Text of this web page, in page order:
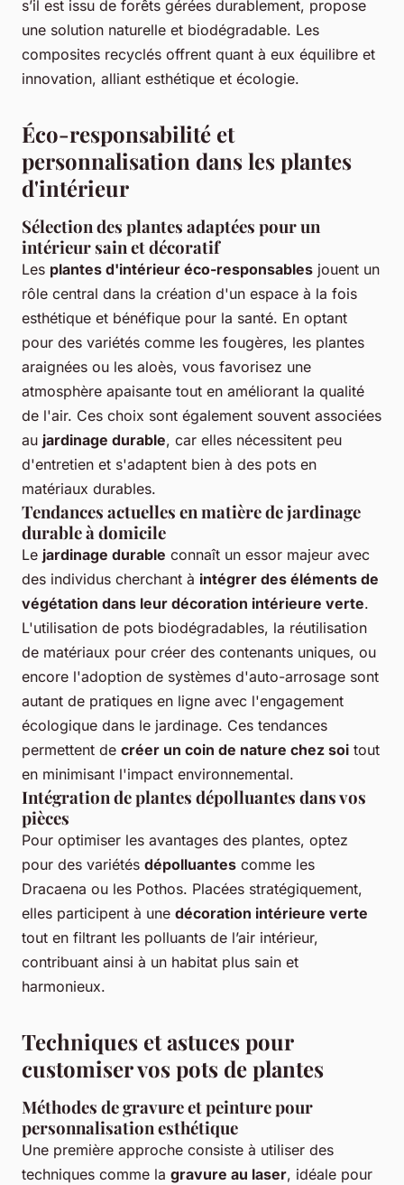
s’il est issu de forêts gérées durablement, propose
une solution naturelle et biodégradable. Les
composites recyclés offrent quant à eux équilibre et
innovation, alliant esthétique et écologie.
Éco-responsabilité et
personnalisation dans les plantes
d'intérieur
Sélection des plantes adaptées pour un
intérieur sain et décoratif
Les plantes d'intérieur éco-responsables jouent un
rôle central dans la création d'un espace à la fois
esthétique et bénéfique pour la santé. En optant
pour des variétés comme les fougères, les plantes
araignées ou les aloès, vous favorisez une
atmosphère apaisante tout en améliorant la qualité
de l'air. Ces choix sont également souvent associées
au jardinage durable, car elles nécessitent peu
d'entretien et s'adaptent bien à des pots en
matériaux durables.
Tendances actuelles en matière de jardinage
durable à domicile
Le jardinage durable connaît un essor majeur avec
des individus cherchant à intégrer des éléments de
végétation dans leur décoration intérieure verte.
L'utilisation de pots biodégradables, la réutilisation
de matériaux pour créer des contenants uniques, ou
encore l'adoption de systèmes d'auto-arrosage sont
autant de pratiques en ligne avec l'engagement
écologique dans le jardinage. Ces tendances
permettent de créer un coin de nature chez soi tout
en minimisant l'impact environnemental.
Intégration de plantes dépolluantes dans vos
pièces
Pour optimiser les avantages des plantes, optez
pour des variétés dépolluantes comme les
Dracaena ou les Pothos. Placées stratégiquement,
elles participent à une décoration intérieure verte
tout en filtrant les polluants de l’air intérieur,
contribuant ainsi à un habitat plus sain et
harmonieux.
Techniques et astuces pour
customiser vos pots de plantes
Méthodes de gravure et peinture pour
personnalisation esthétique
Une première approche consiste à utiliser des
techniques comme la gravure au laser, idéale pour